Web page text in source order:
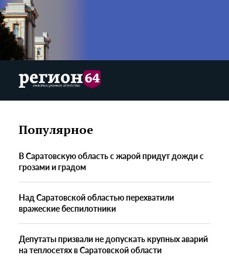
Популярное
В Саратовскую область с жарой придут дожди с
грозами и градом
Над Саратовской областью перехватили
вражеские беспилотники
Депутаты призвали не допускать крупных аварий
на теплосетях в Саратовской области